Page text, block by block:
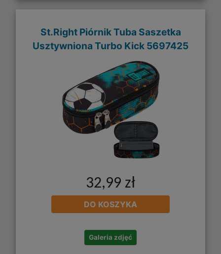
St.Right Piórnik Tuba Saszetka
Usztywniona Turbo Kick 5697425
32,99 zł
DO KOSZYKA
Galeria zdjęć